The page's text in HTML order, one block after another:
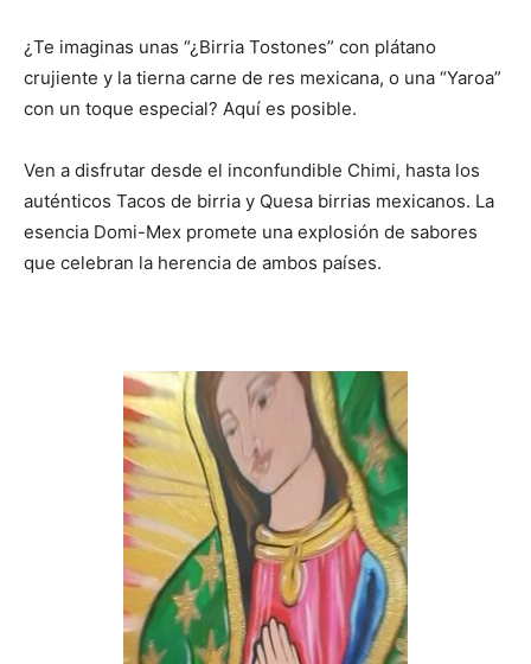
¿Te imaginas unas “¿Birria Tostones” con plátano
crujiente y la tierna carne de res mexicana, o una “Yaroa”
con un toque especial? Aquí es posible.
Ven a disfrutar desde el inconfundible Chimi, hasta los
auténticos Tacos de birria y Quesa birrias mexicanos. La
esencia Domi-Mex promete una explosión de sabores
que celebran la herencia de ambos países.